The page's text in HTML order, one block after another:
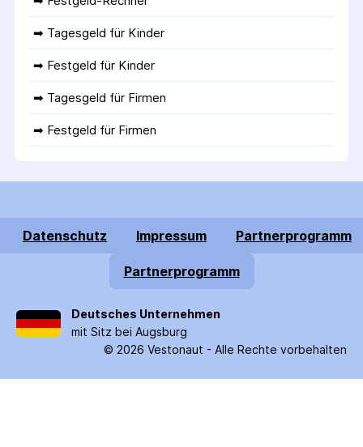
➡ Tagesgeld für Kinder
➡ Festgeld für Kinder
➡ Tagesgeld für Firmen
➡ Festgeld für Firmen
Datenschutz Impressum Partnerprogramm
Partnerprogramm
Deutsches Unternehmen
mit Sitz bei Augsburg
© 2026 Vestonaut - Alle Rechte vorbehalten